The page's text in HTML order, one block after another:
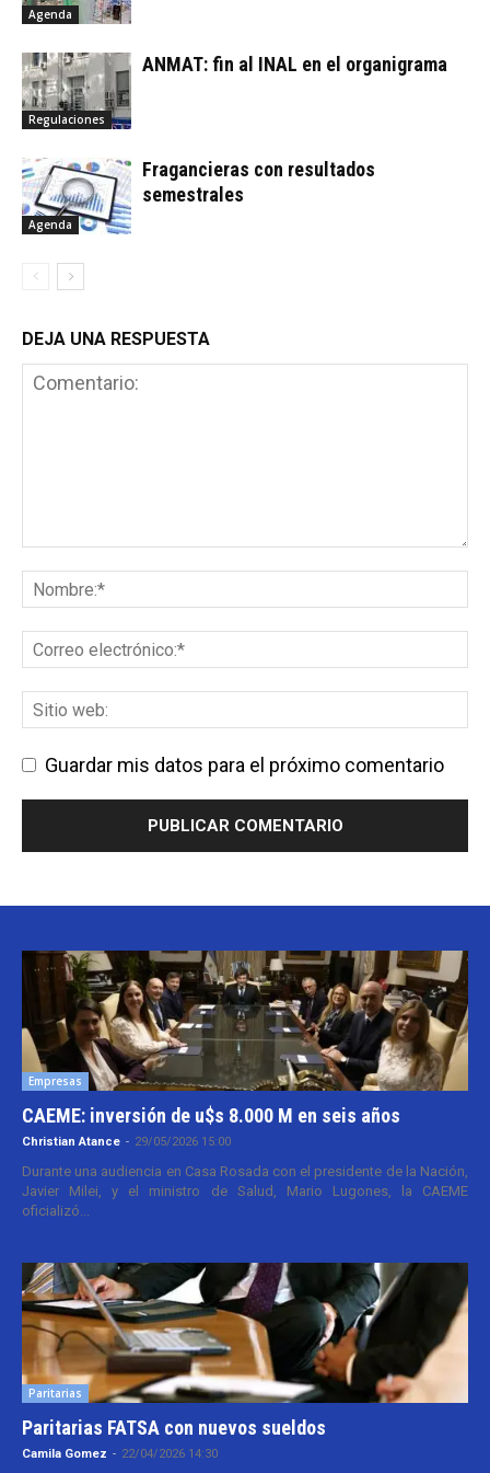
Agenda
Regulaciones
ANMAT: fin al INAL en el organigrama
Agenda
Fragancieras con resultados
semestrales
DEJA UNA RESPUESTA
Guardar mis datos para el próximo comentario
Empresas
CAEME: inversión de u$s 8.000 M en seis años
Christian Atance - 29/05/2026 15:00
Durante una audiencia en Casa Rosada con el presidente de la Nación,
Javier Milei, y el ministro de Salud, Mario Lugones, la CAEME
oficializó...
Paritarias
Paritarias FATSA con nuevos sueldos
Camila Gomez - 22/04/2026 14:30